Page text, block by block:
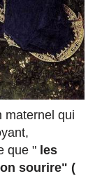
maternel qui
que " les
sourire" (